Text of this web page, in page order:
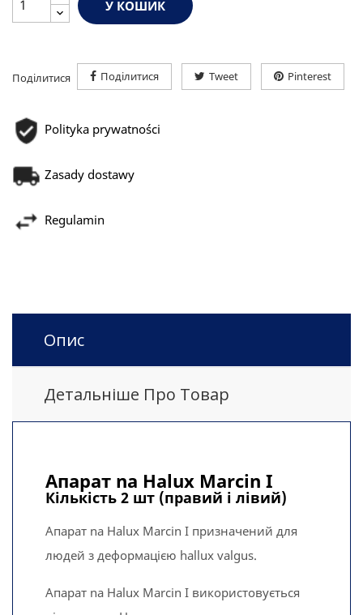
У КОШИК
Поділитися Поділитися Tweet Pinterest
Polityka prywatności
Zasady dostawy
Regulamin
Опис
Детальніше Про Товар
Апарат na Halux Marcin I
Кількість 2 шт (правий і лівий)
Апарат na Halux Marcin I призначений для
людей з деформацією hallux valgus.
Апарат na Halux Marcin I використовується